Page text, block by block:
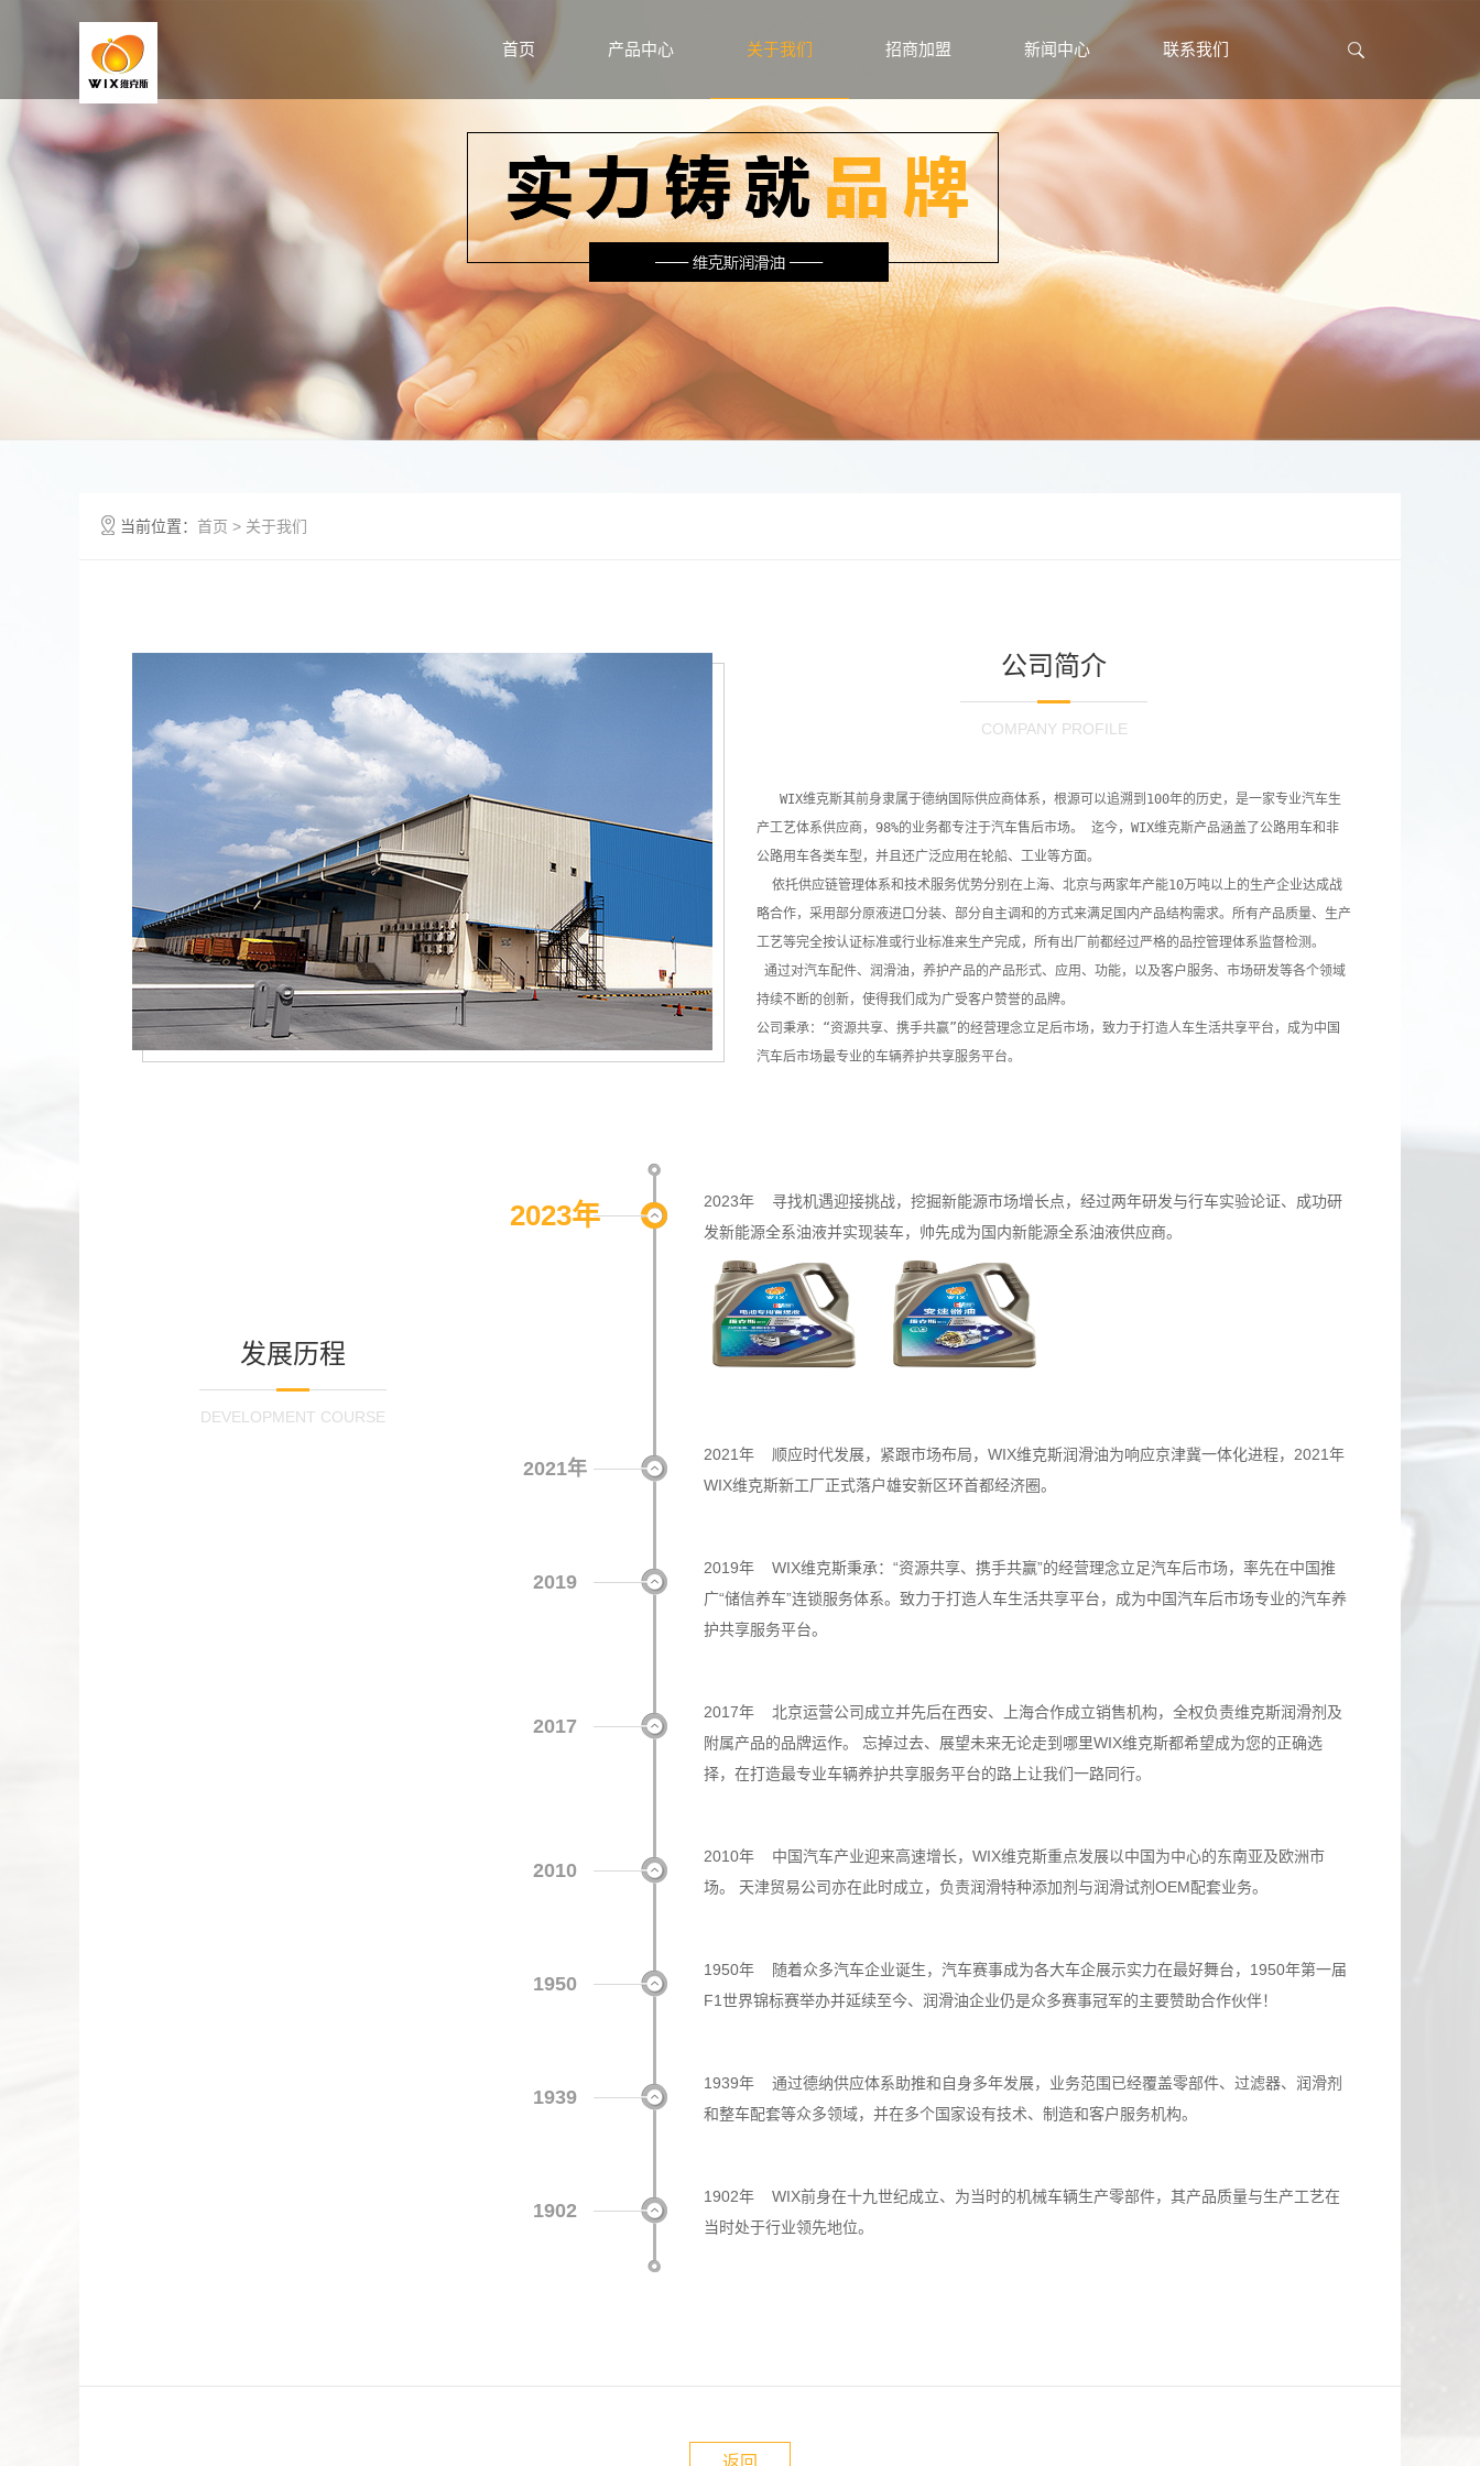
首页 产品中心 关于我们 招商加盟 新闻中心 联系我们
当前位置： 首页 > 关于我们
公司简介
COMPANY PROFILE
产工艺体系供应商，98%的业务都专注于汽车售后市场。 迄今，WIX维克斯产品涵盖了公路用车和非
公路用车各类车型，并且还广泛应用在轮船、工业等方面。
略合作，采用部分原液进口分装、部分自主调和的方式来满足国内产品结构需求。所有产品质量、生产
工艺等完全按认证标准或行业标准来生产完成，所有出厂前都经过严格的品控管理体系监督检测。
持续不断的创新，使得我们成为广受客户赞誉的品牌。
公司秉承：“资源共享、携手共赢”的经营理念立足后市场，致力于打造人车生活共享平台，成为中国
发展历程
DEVELOPMENT COURSE
2023年
2023年 寻找机遇迎接挑战，挖掘新能源市场增长点，经过两年研发与行车实验论证、成功研
发新能源全系油液并实现装车，帅先成为国内新能源全系油液供应商。
2021年
2021年 顺应时代发展，紧跟市场布局，WIX维克斯润滑油为响应京津冀一体化进程，2021年
WIX维克斯新工厂正式落户雄安新区环首都经济圈。
2019
2019年 WIX维克斯秉承：“资源共享、携手共赢”的经营理念立足汽车后市场，率先在中国推
广“储信养车”连锁服务体系。致力于打造人车生活共享平台，成为中国汽车后市场专业的汽车养
护共享服务平台。
2017
2017年 北京运营公司成立并先后在西安、上海合作成立销售机构，全权负责维克斯润滑剂及
附属产品的品牌运作。 忘掉过去、展望未来无论走到哪里WIX维克斯都希望成为您的正确选
择，在打造最专业车辆养护共享服务平台的路上让我们一路同行。
2010
2010年 中国汽车产业迎来高速增长，WIX维克斯重点发展以中国为中心的东南亚及欧洲市
场。 天津贸易公司亦在此时成立，负责润滑特种添加剂与润滑试剂OEM配套业务。
1950
1950年 随着众多汽车企业诞生，汽车赛事成为各大车企展示实力在最好舞台，1950年第一届
F1世界锦标赛举办并延续至今、润滑油企业仍是众多赛事冠军的主要赞助合作伙伴！
1939
1939年 通过德纳供应体系助推和自身多年发展，业务范围已经覆盖零部件、过滤器、润滑剂
和整车配套等众多领域，并在多个国家设有技术、制造和客户服务机构。
1902
1902年 WIX前身在十九世纪成立、为当时的机械车辆生产零部件，其产品质量与生产工艺在
当时处于行业领先地位。
返回